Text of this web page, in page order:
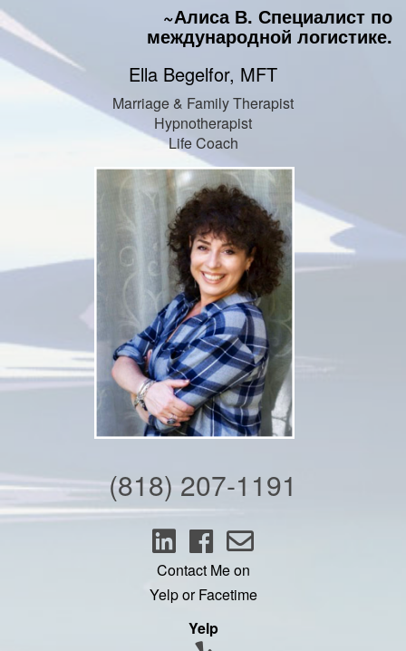
~Алиса В. Специалист по
международной логистике.
Ella Begelfor, MFT
Marriage & Family Therapist
Hypnotherapist
Life Coach
(818) 207-1191
Contact Me on
Yelp or Facetime
Yelp